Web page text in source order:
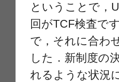
ということで，
回がTCF検査で
で，それに合わ
した．新制度の
れるような状況